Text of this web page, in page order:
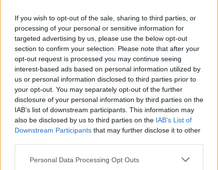
If you wish to opt-out of the sale, sharing to third parties, or
processing of your personal or sensitive information for
targeted advertising by us, please use the below opt-out
section to confirm your selection. Please note that after your
opt-out request is processed you may continue seeing
interest-based ads based on personal information utilized by
us or personal information disclosed to third parties prior to
your opt-out. You may separately opt-out of the further
disclosure of your personal information by third parties on the
IAB’s list of downstream participants. This information may
also be disclosed by us to third parties on the IAB’s List of
Downstream Participants that may further disclose it to other
Please note that this website/app uses one or more Google
Personal Data Processing Opt Outs
A Kardashian család gigantikus
Photoshop-balesetet szenvedett